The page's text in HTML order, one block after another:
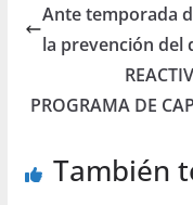
Ante temporada
la prevención del
PROGRAMA DE
También